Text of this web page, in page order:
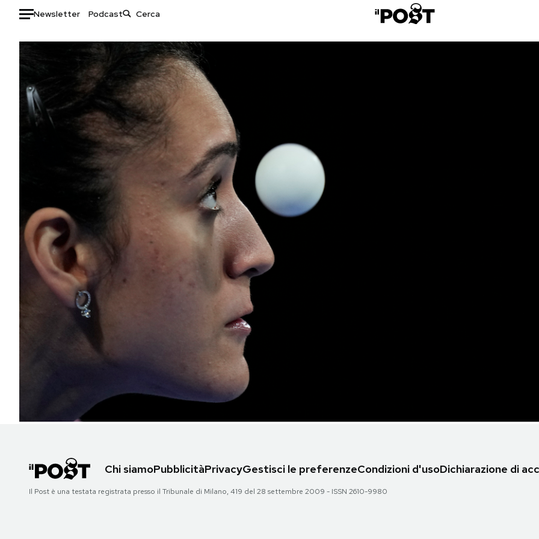
Newsletter Podcast
Auto
Mondo
Politica
Economia
Sport
Moda
Libri
Consumismi
Storie/Idee
Ok Boomer!
Media
Mondiali calcio 2026
PODCAST
NEWSLETTER
AREA PERSONALE
Chi siamoPubblicitàPrivacyGestisci le preferenzeCondizioni d'usoDichiarazione di
Il Post è una testata registrata presso il Tribunale di Milano, 419 del 28 settembre 2009 - ISSN 2610-9980